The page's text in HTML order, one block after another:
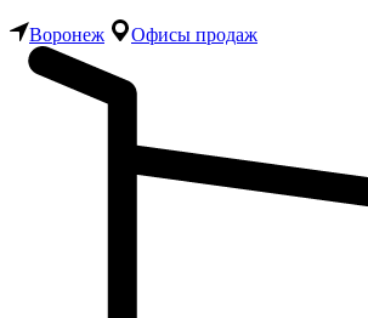
Воронеж Офисы продаж